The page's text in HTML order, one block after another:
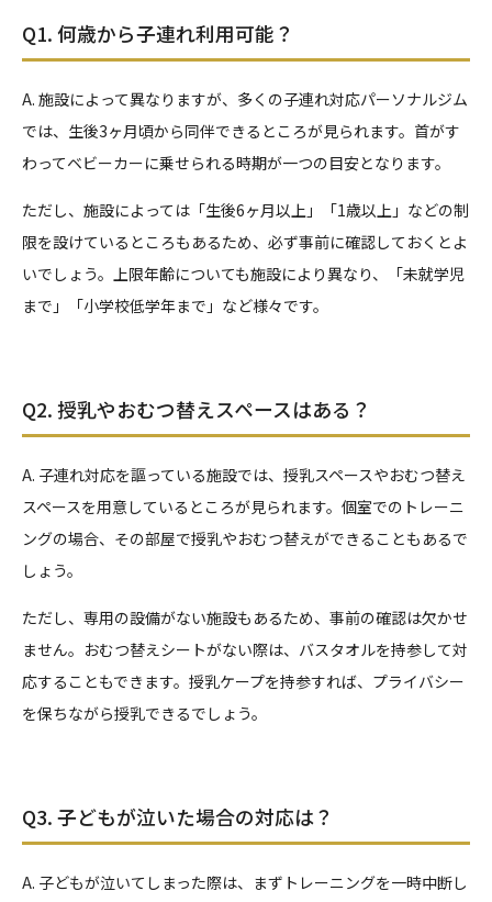
Q1. 何歳から子連れ利用可能？
A. 施設によって異なりますが、多くの子連れ対応パーソナルジム
では、生後3ヶ月頃から同伴できるところが見られます。首がす
わってベビーカーに乗せられる時期が一つの目安となります。
ただし、施設によっては「生後6ヶ月以上」「1歳以上」などの制
限を設けているところもあるため、必ず事前に確認しておくとよ
いでしょう。上限年齢についても施設により異なり、「未就学児
まで」「小学校低学年まで」など様々です。
Q2. 授乳やおむつ替えスペースはある？
A. 子連れ対応を謳っている施設では、授乳スペースやおむつ替え
スペースを用意しているところが見られます。個室でのトレーニ
ングの場合、その部屋で授乳やおむつ替えができることもあるで
しょう。
ただし、専用の設備がない施設もあるため、事前の確認は欠かせ
ません。おむつ替えシートがない際は、バスタオルを持参して対
応することもできます。授乳ケープを持参すれば、プライバシー
を保ちながら授乳できるでしょう。
Q3. 子どもが泣いた場合の対応は？
A. 子どもが泣いてしまった際は、まずトレーニングを一時中断し